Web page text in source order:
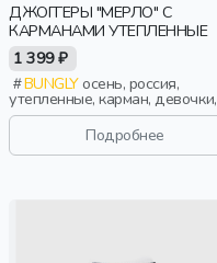
ДЖОГГЕРЫ "МЕРЛО" С
КАРМАНАМИ УТЕПЛЕННЫЕ
1 399 ₽
BUNGLYосень, россия,
утепленные, карман, девочки,
школьники, подростки, дети
Подробнее